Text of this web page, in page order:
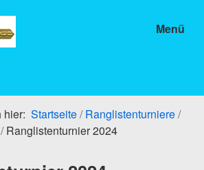
Menü
hier: Startseite/ Ranglistenturniere/
/ Ranglistenturnier 2024